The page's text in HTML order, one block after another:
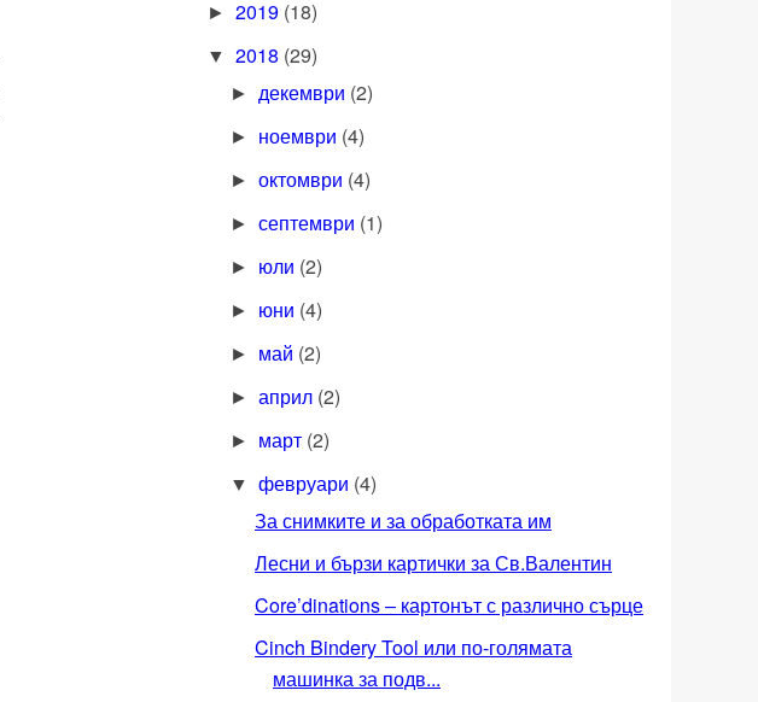
► 2019 (18)
▼ 2018 (29)
► декември (2)
► ноември (4)
►октомври (4)
►септември (1)
► юли (2)
► юни (4)
► май (2)
►април (2)
► март (2)
▼февруари (4)
За снимките и за обработката им
Лесни и бързи картички за Св.Валентин
Core’dinations – картонът с различно сърце
Cinch Bindery Tool или по-голямата
машинка за подв...